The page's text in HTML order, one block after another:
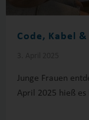
Code, Kabel
Junge Frauen
April 2025 hieß es